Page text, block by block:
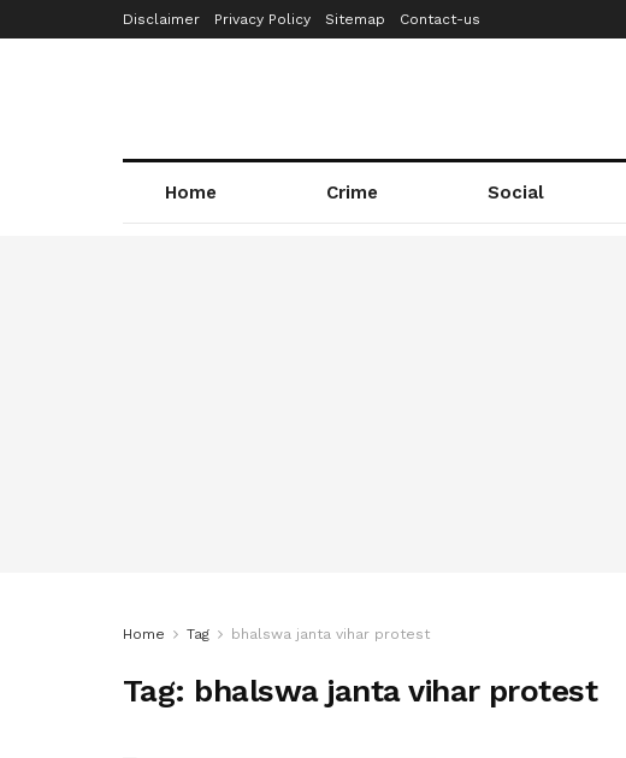
Disclaimer Privacy Policy Sitemap Contact-us
Home Crime Social
Home Tag bhalswa janta vihar protest
Tag: bhalswa janta vihar protest